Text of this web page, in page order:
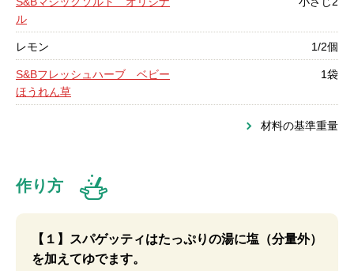
ル
レモン 1/2個
S&Bフレッシュハーブ ベビー
ほうれん草
1袋
材料の基準重量
作り方
【１】スパゲッティはたっぷりの湯に塩（分量外）
を加えてゆでます。